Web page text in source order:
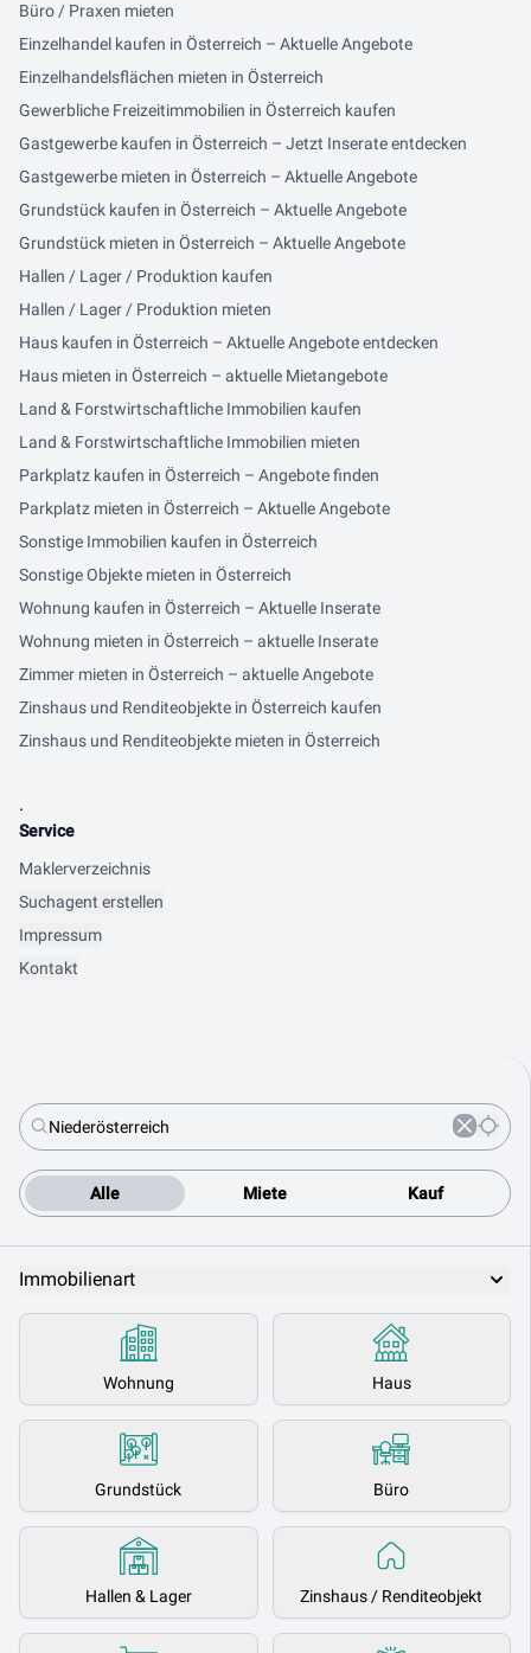
Alle Miete Kauf
Immobilienart
Wohnung Haus
Grundstück Büro
Hallen & Lager Zinshaus / Renditeobjekt
Büro / Praxen mieten
Einzelhandel kaufen in Österreich – Aktuelle Angebote
Einzelhandelsflächen mieten in Österreich
Gewerbliche Freizeitimmobilien in Österreich kaufen
Gastgewerbe kaufen in Österreich – Jetzt Inserate entdecken
Gastgewerbe mieten in Österreich – Aktuelle Angebote
Grundstück kaufen in Österreich – Aktuelle Angebote
Grundstück mieten in Österreich – Aktuelle Angebote
Hallen / Lager / Produktion kaufen
Hallen / Lager / Produktion mieten
Haus kaufen in Österreich – Aktuelle Angebote entdecken
Haus mieten in Österreich – aktuelle Mietangebote
Land & Forstwirtschaftliche Immobilien kaufen
Land & Forstwirtschaftliche Immobilien mieten
Parkplatz kaufen in Österreich – Angebote finden
Parkplatz mieten in Österreich – Aktuelle Angebote
Sonstige Immobilien kaufen in Österreich
Sonstige Objekte mieten in Österreich
Wohnung kaufen in Österreich – Aktuelle Inserate
Wohnung mieten in Österreich – aktuelle Inserate
Zimmer mieten in Österreich – aktuelle Angebote
Zinshaus und Renditeobjekte in Österreich kaufen
Zinshaus und Renditeobjekte mieten in Österreich
.
Service
Maklerverzeichnis
Suchagent erstellen
Impressum
Kontakt